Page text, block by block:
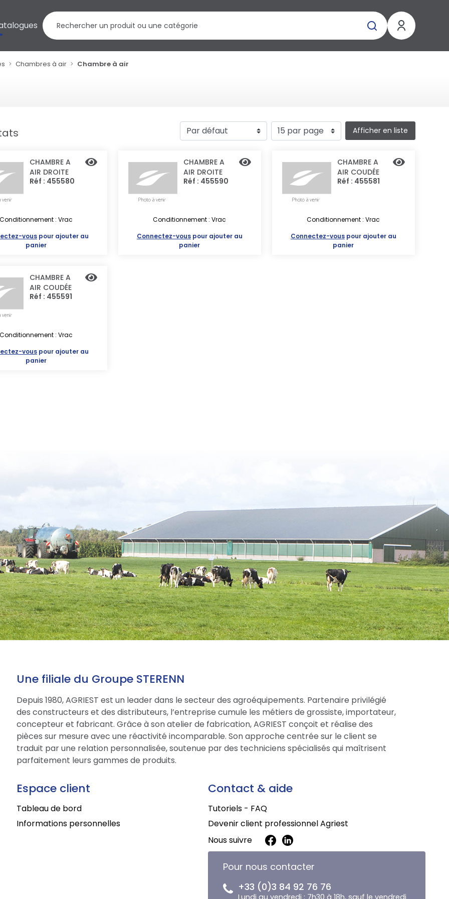
Chambres à air Chambre à air
Afficher en liste
CHAMBRE A
AIR DROITE
Réf : 455580
Conditionnement : Vrac
vous pour ajouter au
panier
CHAMBRE A
AIR DROITE
Réf : 455590
Conditionnement : Vrac
Connectez-vouspour ajouter au
panier
CHAMBRE A
AIR COUDÉE
Réf : 455581
Conditionnement : Vrac
Connectez-vouspour ajouter au
panier
CHAMBRE A
AIR COUDÉE
Réf : 455591
Conditionnement : Vrac
vous pour ajouter au
panier
Une filiale du Groupe STERENN
Depuis 1980, AGRIEST est un leader dans le secteur des agroéquipements. Partenaire privilégié
des constructeurs et des distributeurs, l’entreprise cumule les métiers de grossiste, importateur,
concepteur et fabricant. Grâce à son atelier de fabrication, AGRIEST conçoit et réalise des
pièces sur mesure avec une réactivité incomparable. Son approche centrée sur le client se
traduit par une relation personnalisée, soutenue par des techniciens spécialisés qui maîtrisent
parfaitement leurs gammes de produits.
Espace client
Tableau de bord
Informations personnelles
Contact & aide
Tutoriels - FAQ
Devenir client professionnel Agriest
Nous suivre
Pour nous contacter
+33 (0)3 84 92 76 76
Lundi au vendredi : 7h30 à 18h, sauf le vendredi